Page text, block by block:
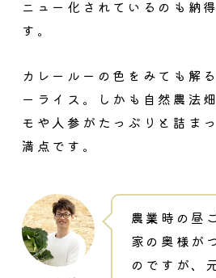
ニュー化されているのも納
す。
カレールーの色をみても解
ーライス。しかも自然農法
モや人参がたっぷりと詰ま
満点です。
農業時の昼
家の奥様が
のですが、